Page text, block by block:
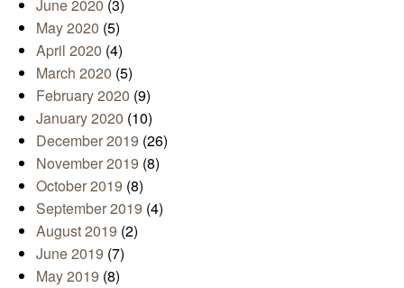
June 2020 (3)
May 2020 (5)
April 2020 (4)
March 2020 (5)
February 2020 (9)
January 2020 (10)
December 2019 (26)
November 2019 (8)
October 2019 (8)
September 2019 (4)
August 2019 (2)
June 2019 (7)
May 2019 (8)